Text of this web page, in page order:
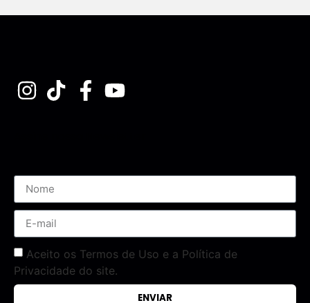
Aceito os Termos de Uso e a Política de
Privacidade do site.
ENVIAR